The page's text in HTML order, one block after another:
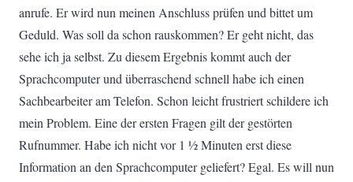
anrufe. Er wird nun meinen Anschluss prüfen und bittet um
Geduld. Was soll da schon rauskommen? Er geht nicht, das
sehe ich ja selbst. Zu diesem Ergebnis kommt auch der
Sprachcomputer und überraschend schnell habe ich einen
Sachbearbeiter am Telefon. Schon leicht frustriert schildere ich
mein Problem. Eine der ersten Fragen gilt der gestörten
Rufnummer. Habe ich nicht vor 1 ½ Minuten erst diese
Information an den Sprachcomputer geliefert? Egal. Es will nun